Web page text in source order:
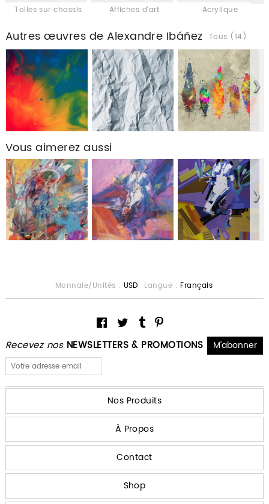
Toiles sur chassis Affiches d'art Acrylique
Autres œuvres de Alexandre Ibáñez Tous (14)
Vous aimerez aussi
Recevez nos NEWSLETTERS & PROMOTIONS
Monnaie/Unités : USD Langue : Français
Nos Produits
À Propos
Contact
Shop